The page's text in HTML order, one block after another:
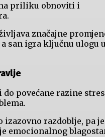
priliku obnoviti i
značajne
san igra ključnu ulogu
povećane razine
izazovno razdoblje, pa je
emocionalnog